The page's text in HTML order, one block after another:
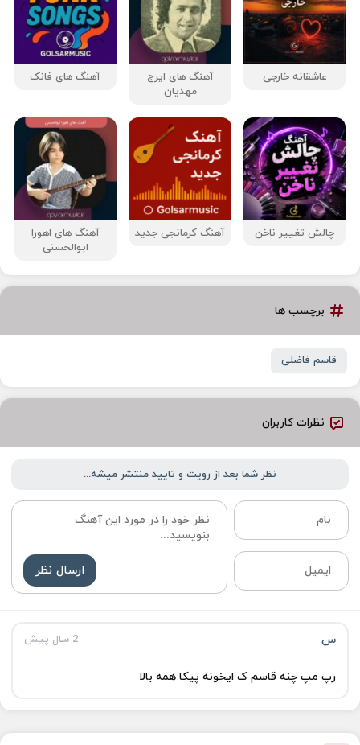
عاشقانه خارجی
آهنگ های ایرج
مهدیان
آهنگ های فانک
چالش تغییر ناخن آهنگ کرمانجی جدید
آهنگ های اهورا
ابوالحسنی
برچسب ها
قاسم فاضلی
نظرات کاربران
نظر شما بعد از رویت و تایید منتشر میشه...
ارسال نظر
س 2 سال پیش
رپ مپ چنه قاسم ک ایخونه پیکا همه بالا